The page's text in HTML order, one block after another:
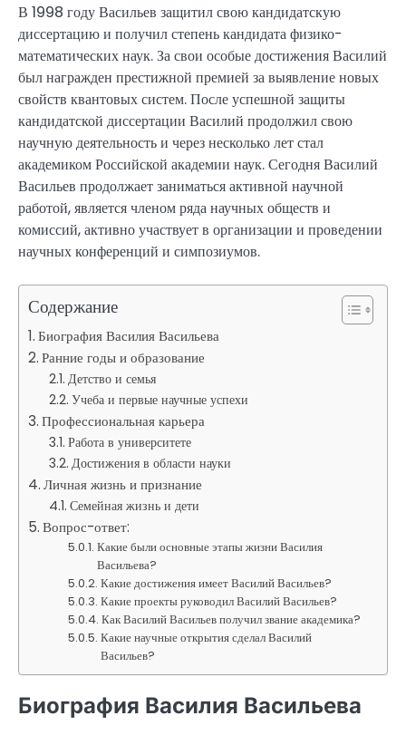
В 1998 году Васильев защитил свою кандидатскую
диссертацию и получил степень кандидата физико-
математических наук. За свои особые достижения Василий
был награжден престижной премией за выявление новых
свойств квантовых систем. После успешной защиты
кандидатской диссертации Василий продолжил свою
научную деятельность и через несколько лет стал
академиком Российской академии наук. Сегодня Василий
Васильев продолжает заниматься активной научной
работой, является членом ряда научных обществ и
комиссий, активно участвует в организации и проведении
научных конференций и симпозиумов.
Содержание
Биография Василия Васильева
Ранние годы и образование
Детство и семья
Учеба и первые научные успехи
Профессиональная карьера
Работа в университете
Достижения в области науки
Личная жизнь и признание
Семейная жизнь и дети
Вопрос-ответ:
Какие были основные этапы жизни Василия
Васильева?
Какие достижения имеет Василий Васильев?
Какие проекты руководил Василий Васильев?
Как Василий Васильев получил звание академика?
Какие научные открытия сделал Василий
Васильев?
Биография Василия Васильева